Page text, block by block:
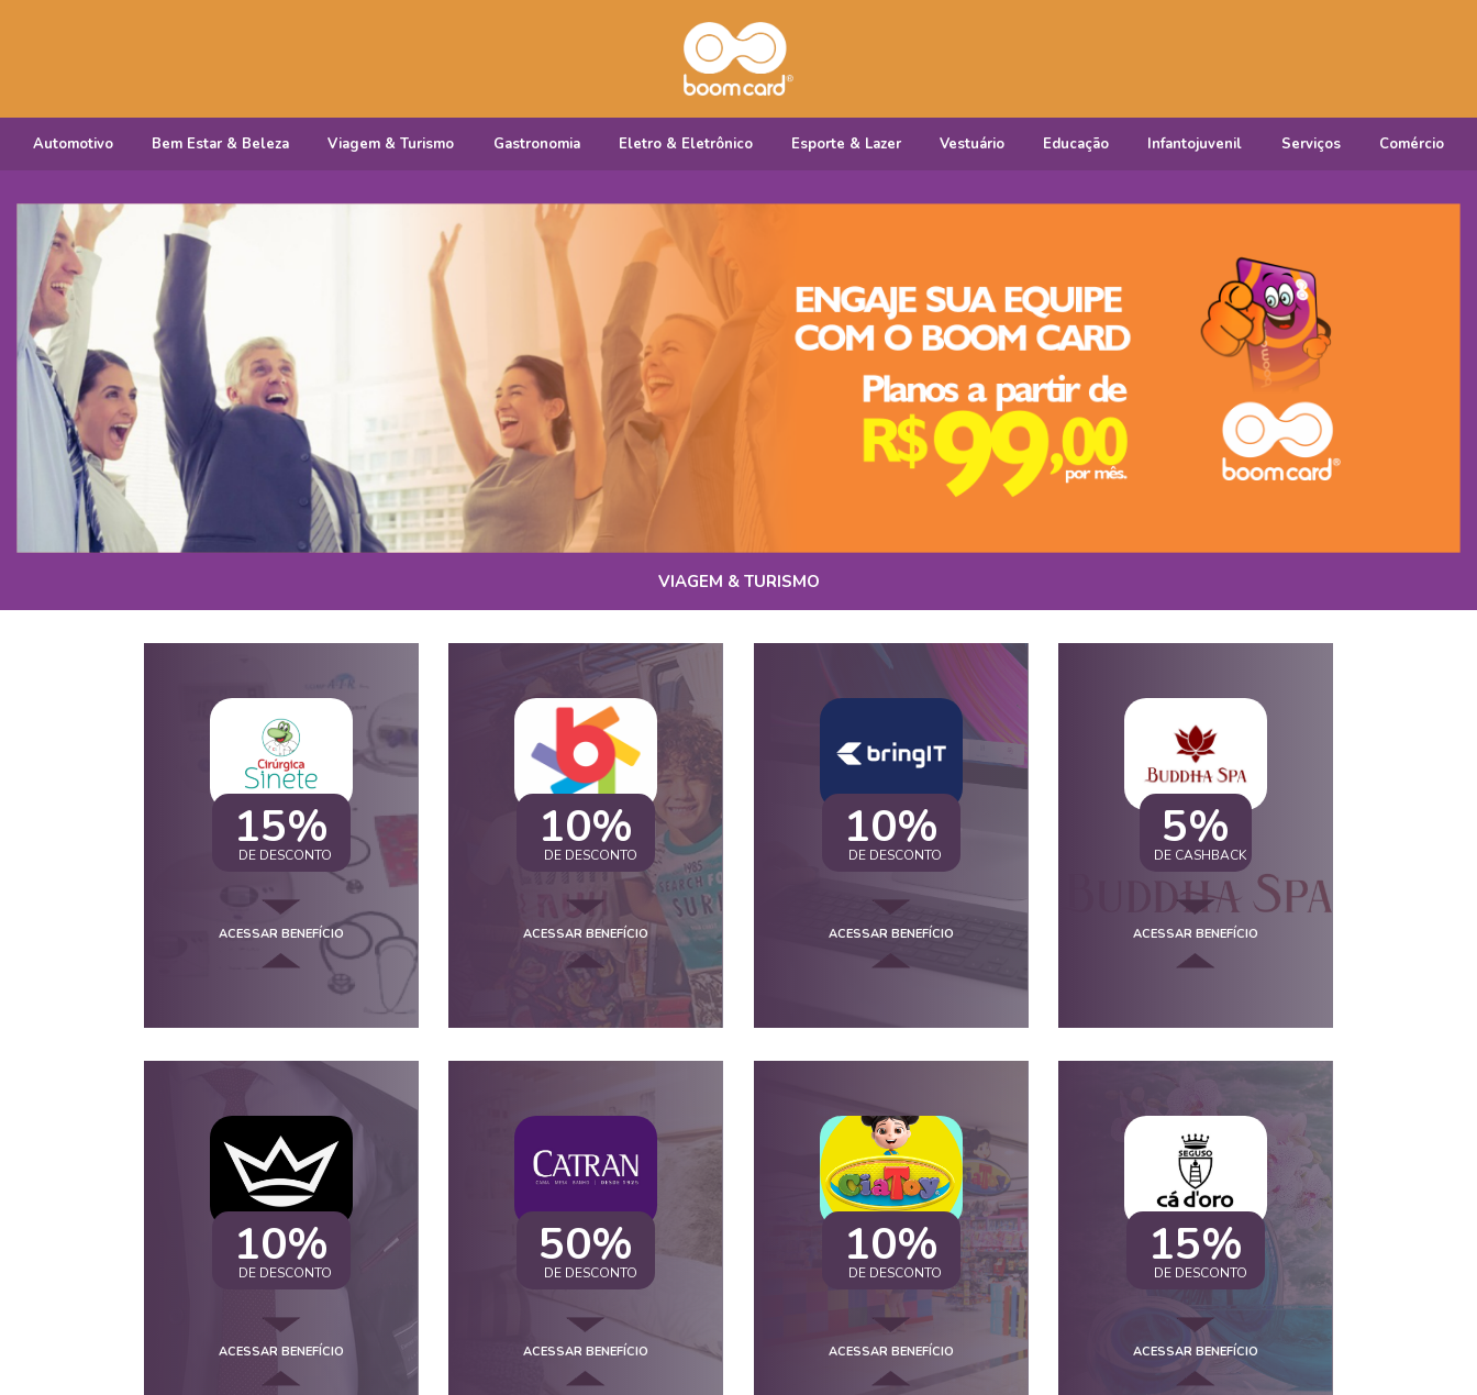
Automotivo Bem Estar & Beleza Viagem & Turismo Gastronomia Eletro & Eletrônico Esporte & Lazer Vestuário Educação Infantojuvenil Serviços Comércio
VIAGEM & TURISMO
15%
DE DESCONTO
ACESSAR BENEFÍCIO
10%
DE DESCONTO
ACESSAR BENEFÍCIO
10%
DE DESCONTO
ACESSAR BENEFÍCIO
5%
DE CASHBACK
ACESSAR BENEFÍCIO
10%
DE DESCONTO
ACESSAR BENEFÍCIO
50%
DE DESCONTO
ACESSAR BENEFÍCIO
10%
DE DESCONTO
ACESSAR BENEFÍCIO
15%
DE DESCONTO
ACESSAR BENEFÍCIO